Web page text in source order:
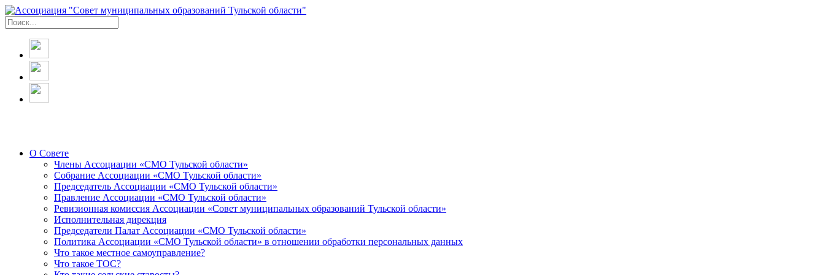
О Совете
Члены Ассоциации «СМО Тульской области»
Собрание Ассоциации «СМО Тульской области»
Председатель Ассоциации «СМО Тульской области»
Правление Ассоциации «СМО Тульской области»
Ревизионная комиссия Ассоциации «Совет муниципальных образований Тульской области»
Исполнительная дирекция
Председатели Палат Ассоциации «СМО Тульской области»
Политика Ассоциации «СМО Тульской области» в отношении обработки персональных данных
Что такое местное самоуправление?
Что такое ТОС?